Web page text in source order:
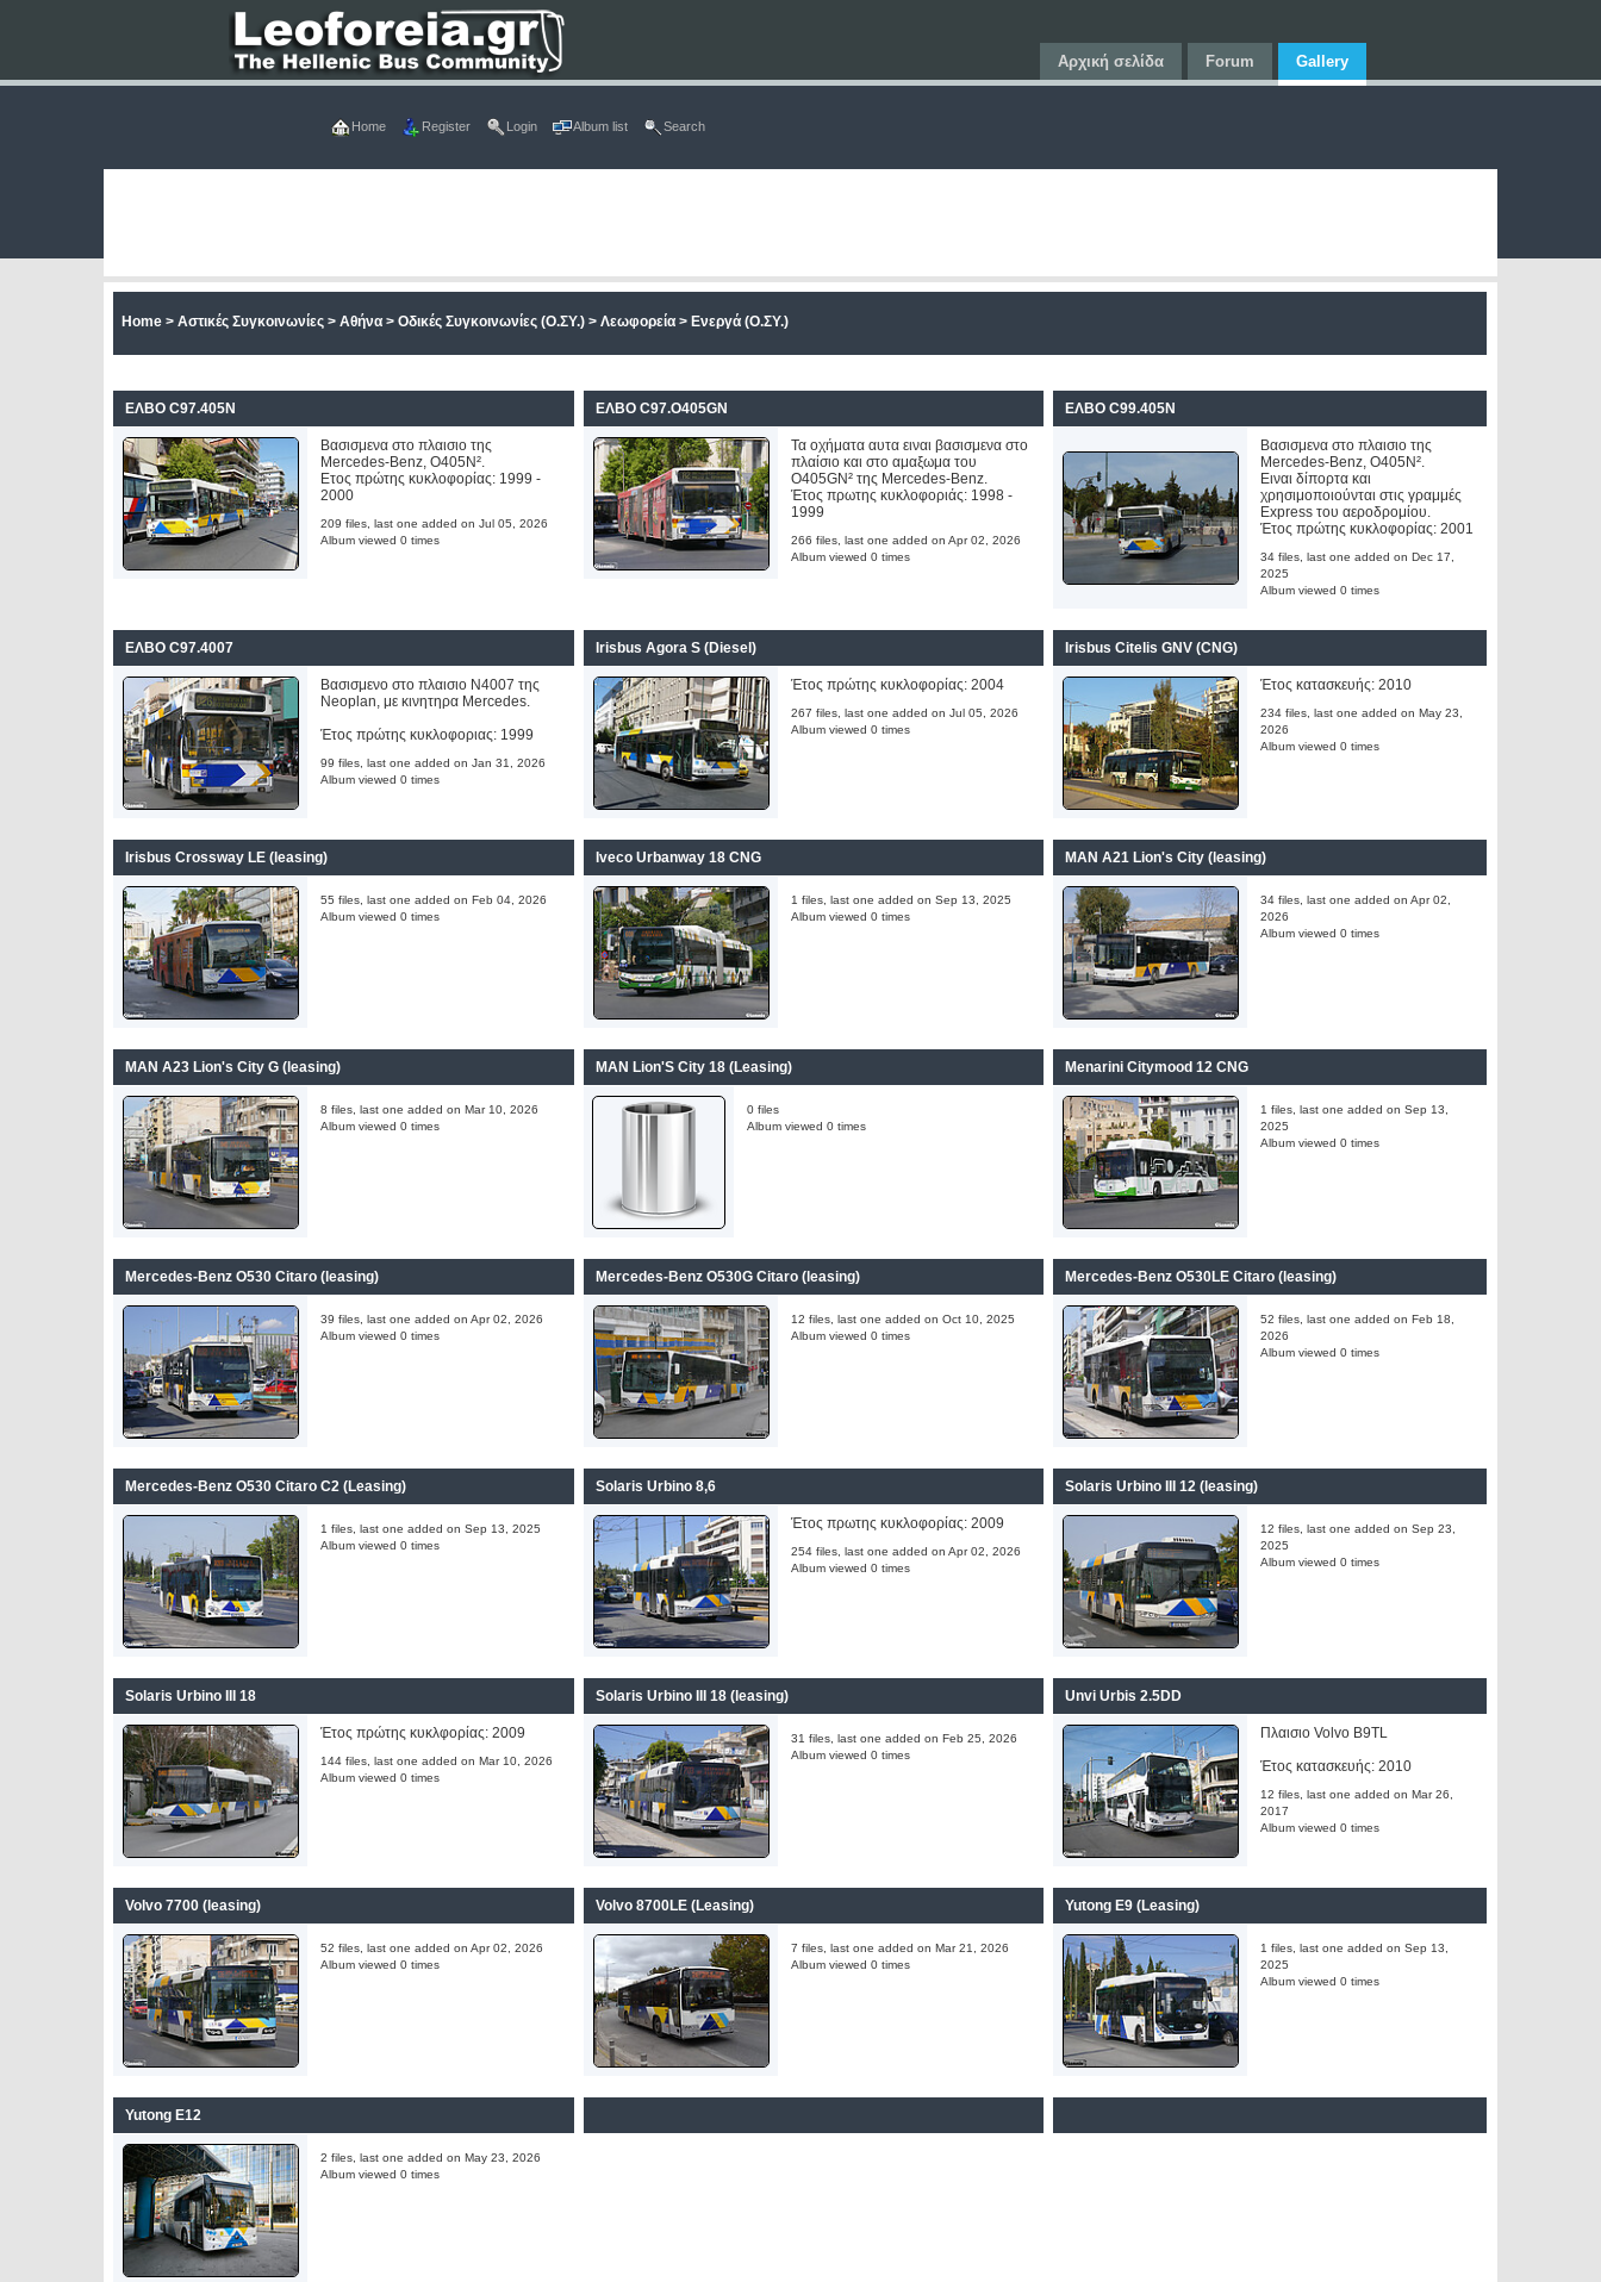
Αρχική σελίδα Forum Gallery
Home Register Login Album list Search
Home >Αστικές Συγκοινωνίες >Αθήνα >Οδικές Συγκοινωνίες (Ο.ΣΥ.) >Λεωφορεία > Ενεργά (Ο.ΣΥ.)
ΕΛΒΟ C97.405N
Βασισμενα στο πλαισιο της
Mercedes-Benz, O405N².
Ετος πρώτης κυκλοφορίας: 1999 -
2000
209 files, last one added on Jul 05, 2026
Album viewed 0 times
ΕΛΒΟ C97.O405GN
Τα οχήματα αυτα ειναι βασισμενα στο
πλαίσιο και στο αμαξωμα του
O405GN² της Mercedes-Benz.
Έτος πρωτης κυκλοφοριάς: 1998 -
1999
266 files, last one added on Apr 02, 2026
Album viewed 0 times
ΕΛΒΟ C99.405N
Βασισμενα στο πλαισιο της
Mercedes-Benz, O405N².
Ειναι δίπορτα και
χρησιμοποιούνται στις γραμμές
Express του αεροδρομίου.
Έτος πρώτης κυκλοφορίας: 2001
34 files, last one added on Dec 17,
2025
Album viewed 0 times
ΕΛΒΟ C97.4007
Βασισμενο στο πλαισιο Ν4007 της
Neoplan, με κινητηρα Mercedes.
Έτος πρώτης κυκλοφοριας: 1999
99 files, last one added on Jan 31, 2026
Album viewed 0 times
Irisbus Agora S (Diesel)
Έτος πρώτης κυκλοφορίας: 2004
267 files, last one added on Jul 05, 2026
Album viewed 0 times
Irisbus Citelis GNV (CNG)
Έτος κατασκευής: 2010
234 files, last one added on May 23,
2026
Album viewed 0 times
Irisbus Crossway LE (leasing)
55 files, last one added on Feb 04, 2026
Album viewed 0 times
Iveco Urbanway 18 CNG
1 files, last one added on Sep 13, 2025
Album viewed 0 times
MAN A21 Lion's City (leasing)
34 files, last one added on Apr 02,
2026
Album viewed 0 times
MAN A23 Lion's City G (leasing)
8 files, last one added on Mar 10, 2026
Album viewed 0 times
MAN Lion'S City 18 (Leasing)
0 files
Album viewed 0 times
Menarini Citymood 12 CNG
1 files, last one added on Sep 13,
2025
Album viewed 0 times
Mercedes-Benz O530 Citaro (leasing)
39 files, last one added on Apr 02, 2026
Album viewed 0 times
Mercedes-Benz O530G Citaro (leasing)
12 files, last one added on Oct 10, 2025
Album viewed 0 times
Mercedes-Benz O530LE Citaro (leasing)
52 files, last one added on Feb 18,
2026
Album viewed 0 times
Mercedes-Benz O530 Citaro C2 (Leasing)
1 files, last one added on Sep 13, 2025
Album viewed 0 times
Solaris Urbino 8,6
Έτος πρωτης κυκλοφορίας: 2009
254 files, last one added on Apr 02, 2026
Album viewed 0 times
Solaris Urbino III 12 (leasing)
12 files, last one added on Sep 23,
2025
Album viewed 0 times
Solaris Urbino III 18
Έτος πρώτης κυκλφορίας: 2009
144 files, last one added on Mar 10, 2026
Album viewed 0 times
Solaris Urbino III 18 (leasing)
31 files, last one added on Feb 25, 2026
Album viewed 0 times
Unvi Urbis 2.5DD
Πλαισιο Volvo B9TL
Έτος κατασκευής: 2010
12 files, last one added on Mar 26,
2017
Album viewed 0 times
Volvo 7700 (leasing)
52 files, last one added on Apr 02, 2026
Album viewed 0 times
Volvo 8700LE (Leasing)
7 files, last one added on Mar 21, 2026
Album viewed 0 times
Yutong E9 (Leasing)
1 files, last one added on Sep 13,
2025
Album viewed 0 times
Yutong E12
2 files, last one added on May 23, 2026
Album viewed 0 times